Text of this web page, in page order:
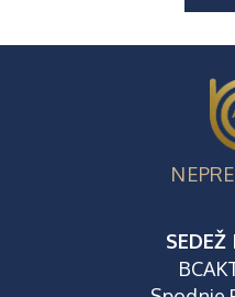
SEDEŽ